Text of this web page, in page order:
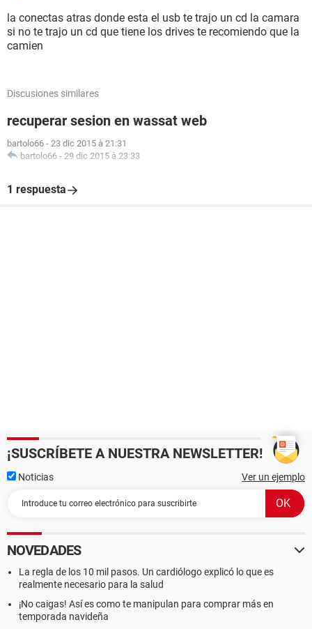
la conectas atras donde esta el usb te trajo un cd la camara
si no te trajo un cd que tiene los drives te recomiendo que la
camien
Discusiones similares
recuperar sesion en wassat web
bartolo66 - 23 dic 2015 à 21:31
bartolo66 - 29 dic 2015 à 23:33
1 respuesta
¡SUSCRÍBETE A NUESTRA NEWSLETTER!
Noticias Ver un ejemplo
NOVEDADES
La regla de los 10 mil pasos. Un cardiólogo explicó lo que es
realmente necesario para la salud
¡No caigas! Así es como te manipulan para comprar más en
temporada navideña